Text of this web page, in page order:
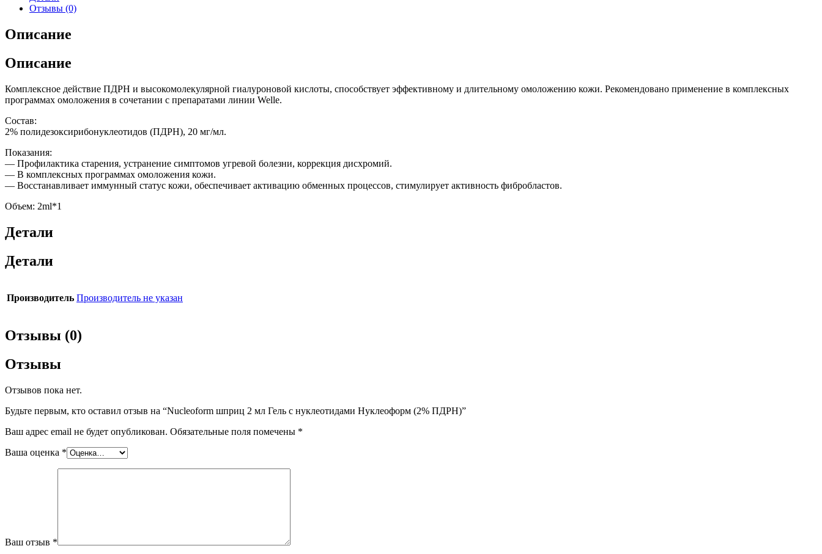
Отзывы (0)
Описание
Описание
Комплексное действие ПДРН и высокомолекулярной гиалуроновой кислоты, способствует эффективному и длительному омоложению кожи. Рекомендовано применение в комплексных
программах омоложения в сочетании с препаратами линии Welle.
Состав:
2% полидезоксирибонуклеотидов (ПДРН), 20 мг/мл.
Показания:
— Профилактика старения, устранение симптомов угревой болезни, коррекция дисхромий.
— В комплексных программах омоложения кожи.
— Восстанавливает иммунный статус кожи, обеспечивает активацию обменных процессов, стимулирует активность фибробластов.
Объем: 2ml*1
Детали
Детали
Производитель Производитель не указан
Отзывы (0)
Отзывы
Отзывов пока нет.
Будьте первым, кто оставил отзыв на “Nucleoform шприц 2 мл Гель с нуклеотидами Нуклеоформ (2% ПДРН)”
Ваш адрес email не будет опубликован. Обязательные поля помечены *
Ваша оценка *
Ваш отзыв *